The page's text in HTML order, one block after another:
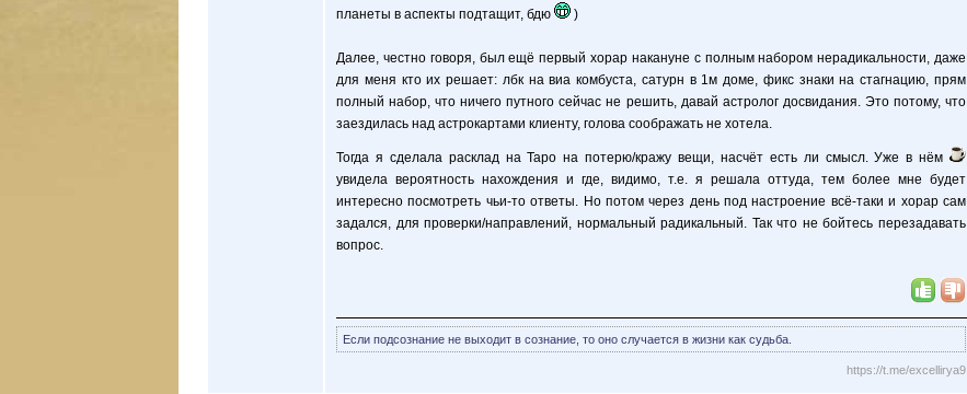
планеты в аспекты подтащит, бдю
)
Далее, честно говоря, был ещё первый хорар накануне с полным набором нерадикальности, даже
для меня кто их решает: лбк на виа комбуста, сатурн в 1м доме, фикс знаки на стагнацию, прям
полный набор, что ничего путного сейчас не решить, давай астролог досвидания. Это потому, что
заездилась над астрокартами клиенту, голова соображать не хотела.
Тогда я сделала расклад на Таро на потерю/кражу вещи, насчёт есть ли смысл. Уже в нём
увидела вероятность нахождения и где, видимо, т.е. я решала оттуда, тем более мне будет
интересно посмотреть чьи-то ответы. Но потом через день под настроение всё-таки и хорар сам
задался, для проверки/направлений, нормальный радикальный. Так что не бойтесь перезадавать
вопрос.
Если подсознание не выходит в сознание, то оно случается в жизни как судьба.
https://t.me/excellirya9